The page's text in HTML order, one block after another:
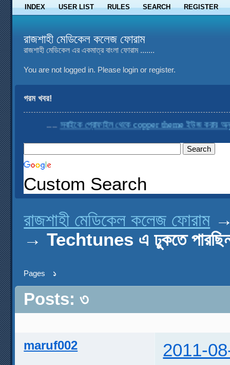
INDEX USER LIST RULES SEARCH REGISTER
রাজশাহী মেডিকেল কলেজ ফোরাম
রাজশাহী মেডিকেল এর একমাত্র বাংলা ফোরাম .......
You are not logged in. Please login or register.
গরম খবর!
....সবাইকে প্রোফাইল থেকে copper theme ইউজ করার
Custom Search
রাজশাহী মেডিকেল কলেজ ফোরাম
→Techtunes এ ঢুকতে
Pages ১
Posts: ৩
maruf002 2011-